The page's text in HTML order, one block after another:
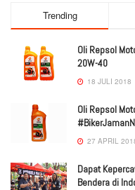
Trending
Oli Repsol
20W-40
18 JULI 2018
Oli Repsol
27 APRIL
Dapat
Bendera di